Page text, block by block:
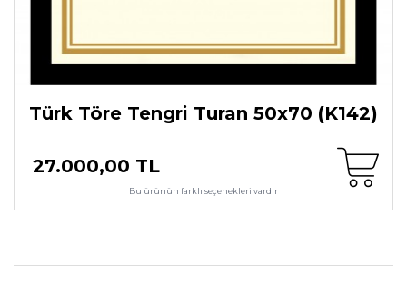
Türk Töre Tengri Turan 50x70 (K142)
27.000,00 TL
Bu ürünün farklı seçenekleri vardır